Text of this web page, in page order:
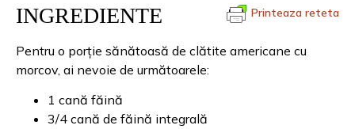
Printeaza reteta
INGREDIENTE
Pentru o porție sănătoasă de clătite americane cu
morcov, ai nevoie de următoarele:
1 cană făină
3/4 cană de făină integrală